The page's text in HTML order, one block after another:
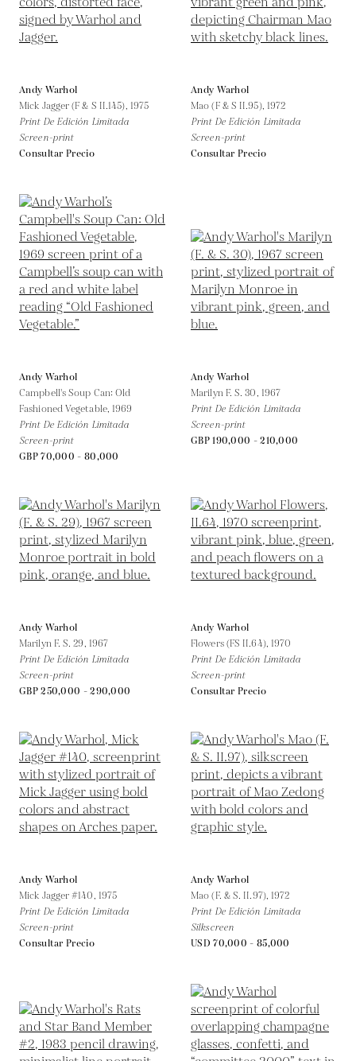
Andy Warhol
Mick Jagger (F & S II.145), 1975
Print De Edición Limitada
Screen-print
Consultar Precio
Andy Warhol
Mao (F & S II.95), 1972
Print De Edición Limitada
Screen-print
Consultar Precio
Andy Warhol
Campbell's Soup Can: Old
Fashioned Vegetable,1969
Print De Edición Limitada
Screen-print
GBP 70,000 - 80,000
Andy Warhol
Marilyn F. S. 30, 1967
Print De Edición Limitada
Screen-print
GBP 190,000 - 210,000
Andy Warhol
Marilyn F. S. 29, 1967
Print De Edición Limitada
Screen-print
GBP 250,000 - 290,000
Andy Warhol
Flowers (FS II.64), 1970
Print De Edición Limitada
Screen-print
Consultar Precio
Andy Warhol
Mick Jagger #140, 1975
Print De Edición Limitada
Screen-print
Consultar Precio
Andy Warhol
Mao (F. & S. II.97),1972
Print De Edición Limitada
Silkscreen
USD 70,000 - 85,000